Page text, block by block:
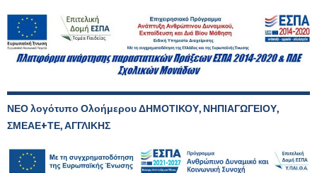
ΝΕΟ λογότυπο Ολοήμερου ΔΗΜΟΤΙΚΟΥ, ΝΗΠΙΑΓΩΓΕΙΟΥ,
ΣΜΕΑΕ+ΤΕ, ΑΓΓΛΙΚΗΣ